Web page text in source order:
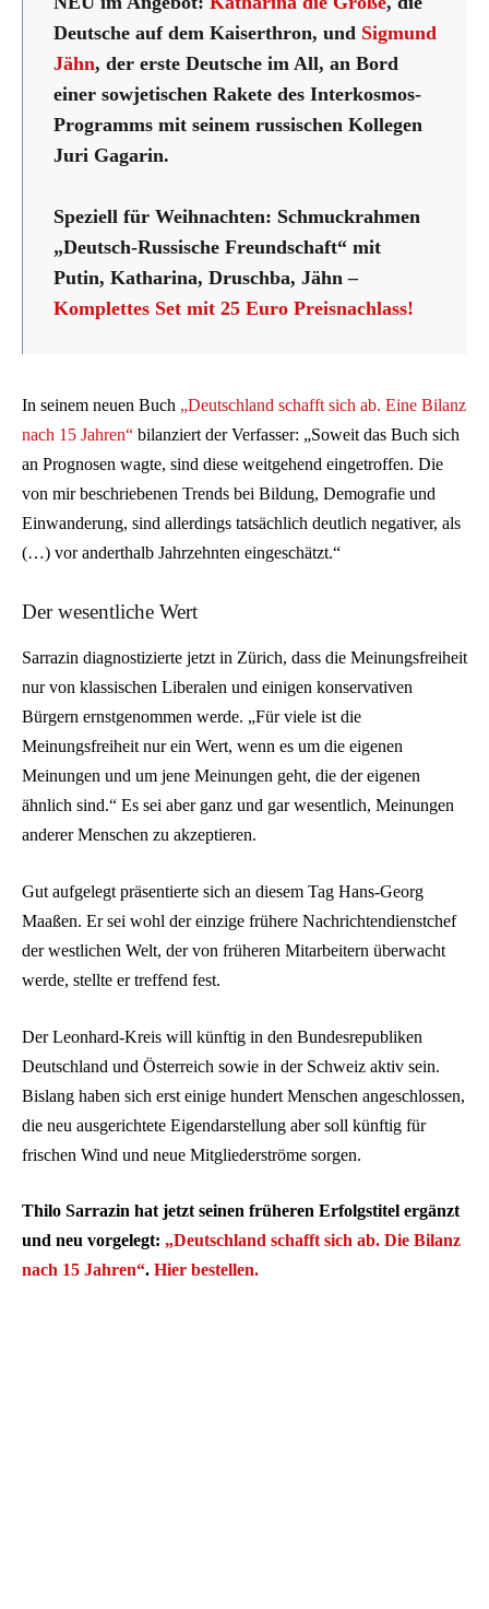
Deutsche auf dem Kaiserthron, und Sigmund
Jähn, der erste Deutsche im All, an Bord
einer sowjetischen Rakete des Interkosmos-
Programms mit seinem russischen Kollegen
Juri Gagarin.
Speziell für Weihnachten: Schmuckrahmen
„Deutsch-Russische Freundschaft“ mit
Putin, Katharina, Druschba, Jähn –
Komplettes Set mit 25 Euro Preisnachlass!
In seinem neuen Buch „Deutschland schafft sich ab. Eine Bilanz
nach 15 Jahren“ bilanziert der Verfasser: „Soweit das Buch sich
an Prognosen wagte, sind diese weitgehend eingetroffen. Die
von mir beschriebenen Trends bei Bildung, Demografie und
Einwanderung, sind allerdings tatsächlich deutlich negativer, als
(…) vor anderthalb Jahrzehnten eingeschätzt.“
Der wesentliche Wert
Sarrazin diagnostizierte jetzt in Zürich, dass die Meinungsfreiheit
nur von klassischen Liberalen und einigen konservativen
Bürgern ernstgenommen werde. „Für viele ist die
Meinungsfreiheit nur ein Wert, wenn es um die eigenen
Meinungen und um jene Meinungen geht, die der eigenen
ähnlich sind.“ Es sei aber ganz und gar wesentlich, Meinungen
anderer Menschen zu akzeptieren.
Gut aufgelegt präsentierte sich an diesem Tag Hans-Georg
Maaßen. Er sei wohl der einzige frühere Nachrichtendienstchef
der westlichen Welt, der von früheren Mitarbeitern überwacht
werde, stellte er treffend fest.
Der Leonhard-Kreis will künftig in den Bundesrepubliken
Deutschland und Österreich sowie in der Schweiz aktiv sein.
Bislang haben sich erst einige hundert Menschen angeschlossen,
die neu ausgerichtete Eigendarstellung aber soll künftig für
frischen Wind und neue Mitgliederströme sorgen.
Thilo Sarrazin hat jetzt seinen früheren Erfolgstitel ergänzt
und neu vorgelegt: „Deutschland schafft sich ab. Die Bilanz
nach 15 Jahren“. Hier bestellen.